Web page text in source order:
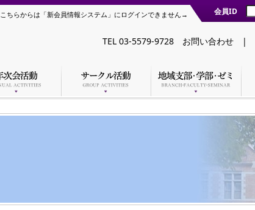
こちらからは「新会員情報システム」にログインできません→ 会員ID
TEL 03-5579-9728 お問い合わせ |